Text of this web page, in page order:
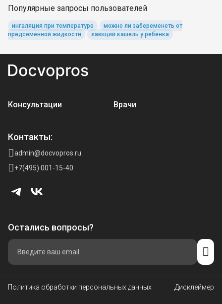
Популярные запросы пользователей
ингаляция при температуре
можно ли забеременеть от
предсеменной жидкости
лающий кашель у ребенка
Консультации Врачи
Контакты:
admin@docvopros.ru
+7(495) 001-15-40
Остались вопросы?
Политика обработки персональных данных Дисклеймер